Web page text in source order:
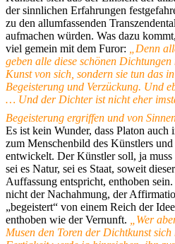
der sinnlichen Erfahrungen
zu den allumfassenden
aufmachen würden. Was dazu
viel gemein mit dem Furor:
„Denn
geben alle diese schönen
Kunst von sich, sondern sie tun das
Begeisterung und Verzückung. Und
… Und der Dichter ist nicht eher
Begeisterung ergriffen und von
Es ist kein Wunder, dass Platon auch
zum Menschenbild des Künstlers
entwickelt. Der Künstler soll, ja muss
sei es Natur, sei es Staat, soweit
Auffassung entspricht, enthoben
nicht der Nachahmung, der
„begeistert“ von einem Reich der
enthoben wie der Vernunft.
„Wer
Musen den Toren der Dichtkunst